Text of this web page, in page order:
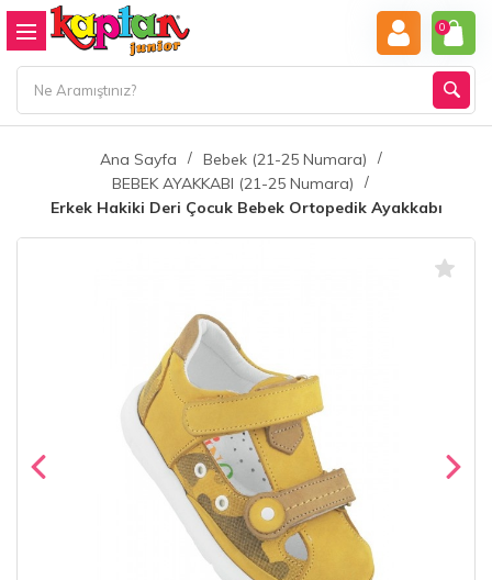
0
Ana Sayfa
Bebek (21-25 Numara)
BEBEK AYAKKABI (21-25 Numara)
Erkek Hakiki Deri Çocuk Bebek Ortopedik Ayakkabı